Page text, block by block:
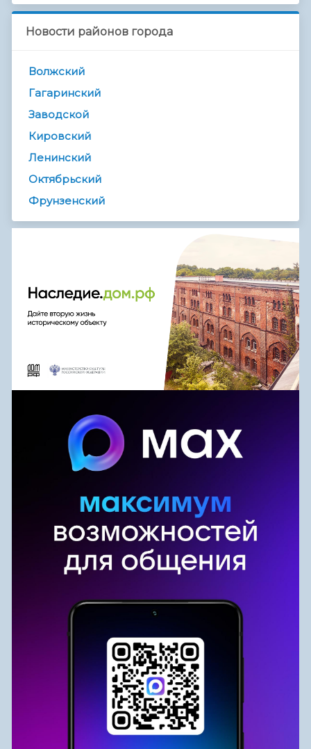
Новости районов города
Волжский
Гагаринский
Заводской
Кировский
Ленинский
Октябрьский
Фрунзенский